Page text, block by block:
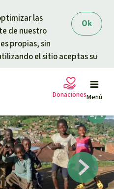
Ok
las
de nuestro
propias, sin
el sitio aceptas su
Menú
Donaciones
ayuda